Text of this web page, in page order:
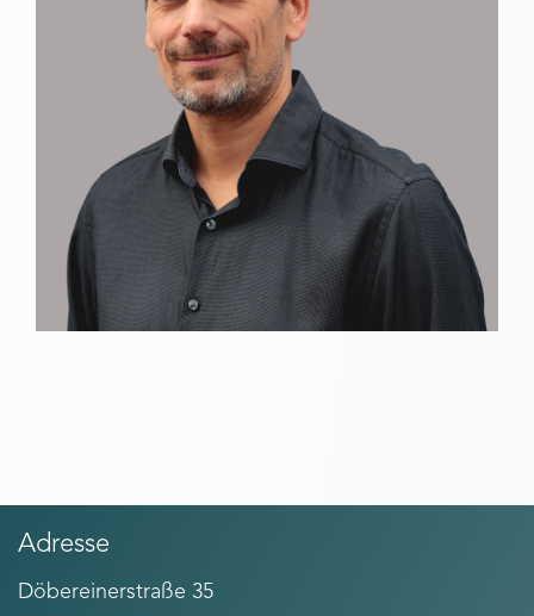
Adresse
Döbereinerstraße 35